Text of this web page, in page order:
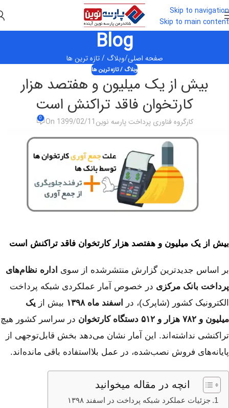
Skip to navigation
Skip to main content
Blog
صفحه اصلی وبلاگ / تازه ترین ها
وبلاگ / تازه ترین ها
بیش از یک میلیون و هفتصد هزار
کارتخوان فاقد تراکنش است
کارگروه فناوری پرداخت پارسه نوینOn 1399/02/11
0
بیش از یک میلیون و هفتصد هزار کارتخوان فاقد تراکنش است
بر اساس جدیدترین گزارش منتشرشده از سوی اداره نظام‌های
پرداخت بانک مرکزی در خصوص آمار عملکردی شبکه پرداخت
الکترونیک کشور (شاپرک)، در
اسفند ماه ۱۳۹۸ بیش از یک
میلیون و ۷۸۲ هزار و ۵۱۲ دستگاه کارتخوان
در سراسر کشور هیچ
تراکنشی نداشته‌اند. این آمار نشان می‌دهد بخش قابل‌توجهی از
پایانه‌های فروش نصب‌شده، در عمل بلااستفاده باقی مانده‌اند.
انچه در مقاله میخوانید
جزئیات عملکرد شبکه پرداخت در اسفند ۱۳۹۸